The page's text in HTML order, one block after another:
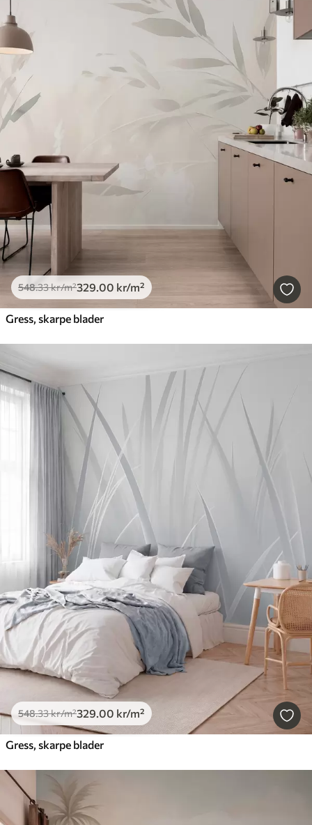
548.33kr/m²329.00 kr/m²
Gress, skarpe blader
548.33kr/m²329.00 kr/m²
Gress, skarpe blader